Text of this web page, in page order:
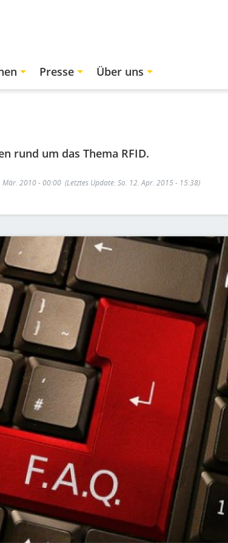
Presse Über uns
rund um das Thema RFID.
Mär. 2010 - 00:00 (Letztes Update: So. 12. Apr. 2015 - 15:38)